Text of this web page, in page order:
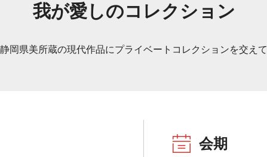
我が愛しのコレクション
静岡県美所蔵の現代作品にプライベートコレクションを交えて
会期